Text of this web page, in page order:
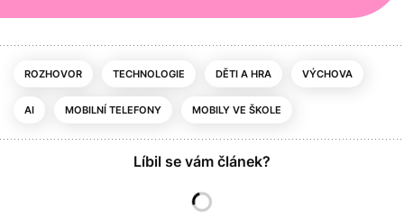
ROZHOVOR TECHNOLOGIE DĚTI A HRA VÝCHOVA
AI MOBILNÍ TELEFONY MOBILY VE ŠKOLE
Líbil se vám článek?